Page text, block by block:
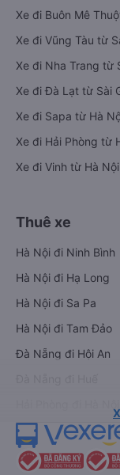
Xe đi Buôn Mê
Xe đi Vũng Tàu từ
Xe đi Nha Trang từ
Xe đi Đà Lạt từ Sài
Xe đi Sapa từ Hà
Xe đi Hải Phòng từ
Xe đi Vinh từ Hà Nội
Thuê xe
Hà Nội đi Ninh Bình
Hà Nội đi Hạ Long
Hà Nội đi Sa Pa
Hà Nội đi Tam Đảo
Đà Nẵng đi Hội An